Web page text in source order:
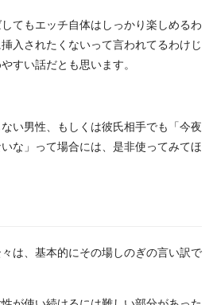
てもエッチ自体はしっかり楽しめるわ
入されたくないって言われてるわけじ
すい話だとも思います。
い男性、もしくは彼氏相手でも「今夜
な」って場合には、是非使ってみてほ
は、基本的にその場しのぎの言い訳で